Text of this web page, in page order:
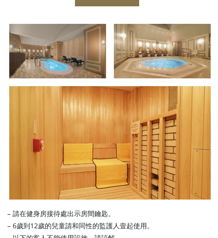
– 請在健身房接待處出示房間鑰匙。
– 6歲到12歲的兒童請和同性的監護人壹起使用。